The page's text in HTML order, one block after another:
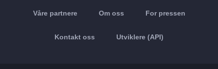
Våre partnere Om oss For pressen
Kontakt oss Utviklere (API)